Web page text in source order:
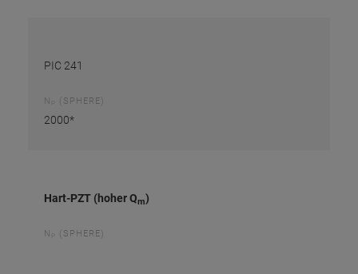
PIC 241
N (SPHERE)
2000*
Hart-PZT (hoher Qm)
N (SPHERE)